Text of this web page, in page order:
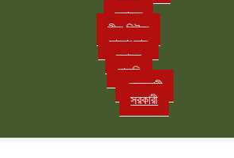
মতামত
লীড নিউজ
সাক্ষাৎকার
স্বাস্থ্য
চাকরি
বেসরকারী
সরকারী